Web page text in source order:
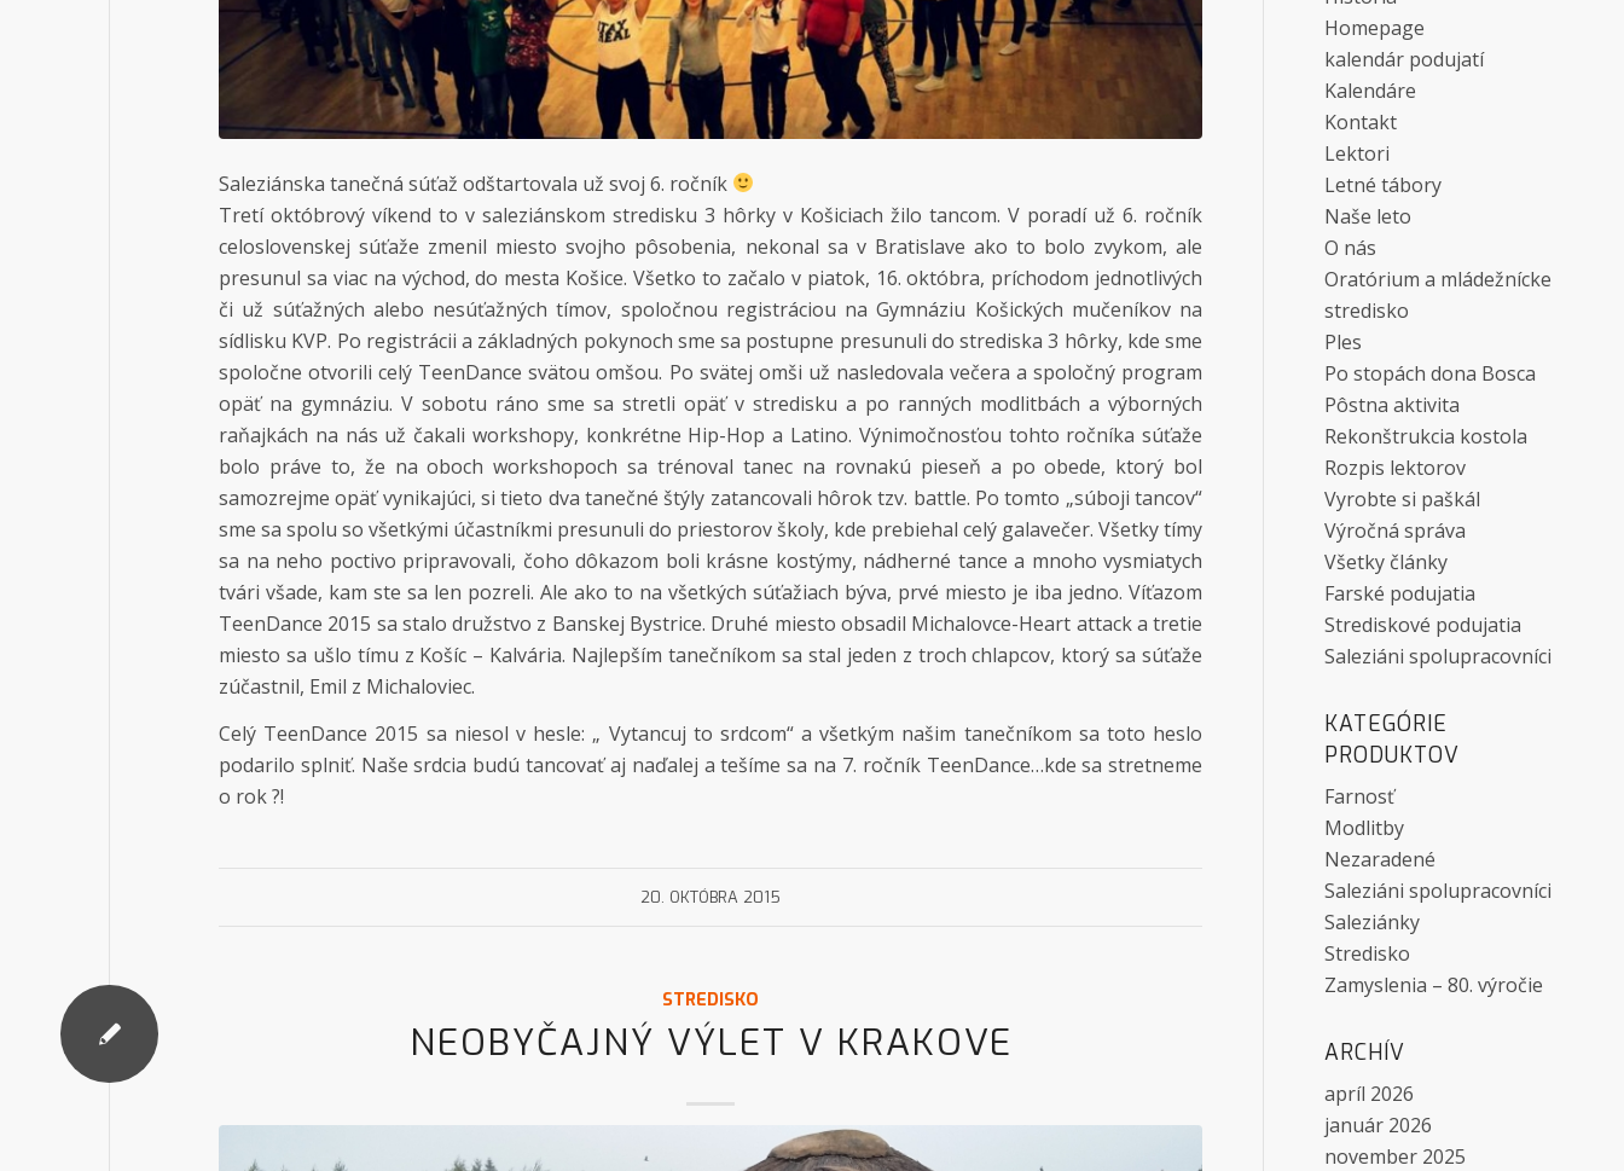
Saleziánska tanečná súťaž odštartovala už svoj 6. ročník
Tretí októbrový víkend to v saleziánskom stredisku 3 hôrky v Košiciach žilo tancom. V poradí už 6. ročník
celoslovenskej súťaže zmenil miesto svojho pôsobenia, nekonal sa v Bratislave ako to bolo zvykom, ale
presunul sa viac na východ, do mesta Košice. Všetko to začalo v piatok, 16. októbra, príchodom jednotlivých
či už súťažných alebo nesúťažných tímov, spoločnou registráciou na Gymnáziu Košických mučeníkov na
sídlisku KVP. Po registrácii a základných pokynoch sme sa postupne presunuli do strediska 3 hôrky, kde sme
spoločne otvorili celý TeenDance svätou omšou. Po svätej omši už nasledovala večera a spoločný program
opäť na gymnáziu. V sobotu ráno sme sa stretli opäť v stredisku a po ranných modlitbách a výborných
raňajkách na nás už čakali workshopy, konkrétne Hip-Hop a Latino. Výnimočnosťou tohto ročníka súťaže
bolo práve to, že na oboch workshopoch sa trénoval tanec na rovnakú pieseň a po obede, ktorý bol
samozrejme opäť vynikajúci, si tieto dva tanečné štýly zatancovali hôrok tzv. battle. Po tomto „súboji tancov“
sme sa spolu so všetkými účastníkmi presunuli do priestorov školy, kde prebiehal celý galavečer. Všetky tímy
sa na neho poctivo pripravovali, čoho dôkazom boli krásne kostýmy, nádherné tance a mnoho vysmiatych
tvári všade, kam ste sa len pozreli. Ale ako to na všetkých súťažiach býva, prvé miesto je iba jedno. Víťazom
TeenDance 2015 sa stalo družstvo z Banskej Bystrice. Druhé miesto obsadil Michalovce-Heart attack a tretie
miesto sa ušlo tímu z Košíc – Kalvária. Najlepším tanečníkom sa stal jeden z troch chlapcov, ktorý sa súťaže
zúčastnil, Emil z Michaloviec.
Celý TeenDance 2015 sa niesol v hesle: „ Vytancuj to srdcom“ a všetkým našim tanečníkom sa toto heslo
podarilo splniť. Naše srdcia budú tancovať aj naďalej a tešíme sa na 7. ročník TeenDance…kde sa stretneme
o rok ?!
20. OKTÓBRA 2015
STREDISKO
NEOBYČAJNÝ VÝLET V KRAKOVE
Homepage
kalendár podujatí
Kalendáre
Kontakt
Lektori
Letné tábory
Naše leto
O nás
Oratórium a mládežnícke
stredisko
Ples
Po stopách dona Bosca
Pôstna aktivita
Rekonštrukcia kostola
Rozpis lektorov
Vyrobte si paškál
Výročná správa
Všetky články
Farské podujatia
Strediskové podujatia
Saleziáni spolupracovníci
KATEGÓRIE
PRODUKTOV
Farnosť
Modlitby
Nezaradené
Saleziáni spolupracovníci
Saleziánky
Stredisko
Zamyslenia – 80. výročie
ARCHÍV
apríl 2026
január 2026
november 2025